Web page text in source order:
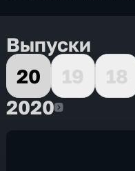
Выпуски
20
19 18
20202020